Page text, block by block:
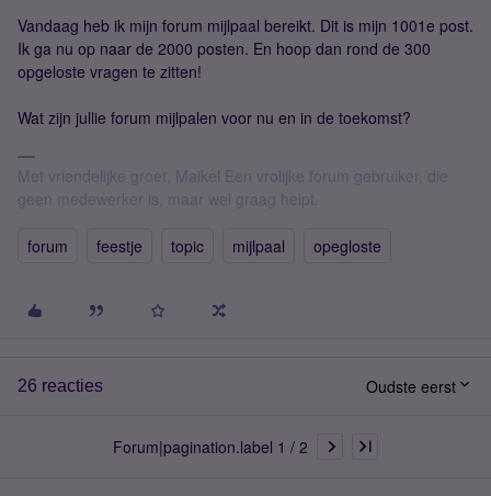
Vandaag heb ik mijn forum mijlpaal bereikt. Dit is mijn 1001e post.
Ik ga nu op naar de 2000 posten. En hoop dan rond de 300
opgeloste vragen te zitten!
Wat zijn jullie forum mijlpalen voor nu en in de toekomst?
Met vriendelijke groet, Maikel Een vrolijke forum gebruiker, die
geen medewerker is, maar wel graag helpt.
forum feestje topic mijlpaal opegloste
26 reacties Oudste eerst
Forum|pagination.label 1 / 2